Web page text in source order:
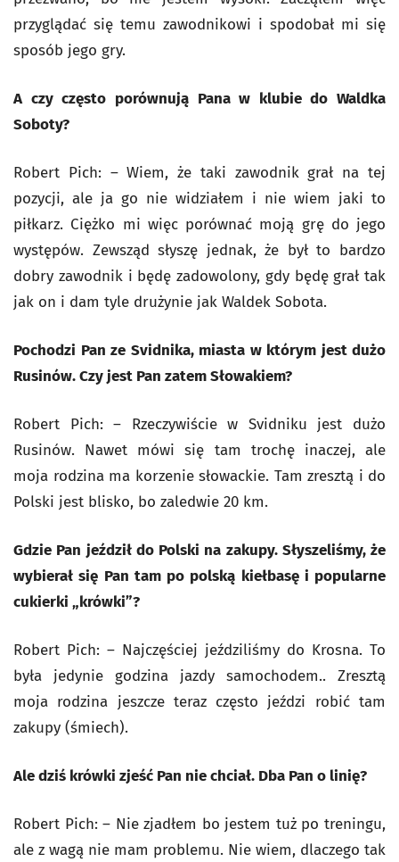
przyglądać się temu zawodnikowi i spodobał mi się
sposób jego gry.
A czy często porównują Pana w klubie do Waldka
Soboty?
Robert Pich: – Wiem, że taki zawodnik grał na tej
pozycji, ale ja go nie widziałem i nie wiem jaki to
piłkarz. Ciężko mi więc porównać moją grę do jego
występów. Zewsząd słyszę jednak, że był to bardzo
dobry zawodnik i będę zadowolony, gdy będę grał tak
jak on i dam tyle drużynie jak Waldek Sobota.
Pochodzi Pan ze Svidnika, miasta w którym jest dużo
Rusinów. Czy jest Pan zatem Słowakiem?
Robert Pich: – Rzeczywiście w Svidniku jest dużo
Rusinów. Nawet mówi się tam trochę inaczej, ale
moja rodzina ma korzenie słowackie. Tam zresztą i do
Polski jest blisko, bo zaledwie 20 km.
Gdzie Pan jeździł do Polski na zakupy. Słyszeliśmy, że
wybierał się Pan tam po polską kiełbasę i popularne
cukierki „krówki”?
Robert Pich: – Najczęściej jeździliśmy do Krosna. To
była jedynie godzina jazdy samochodem.. Zresztą
moja rodzina jeszcze teraz często jeździ robić tam
zakupy (śmiech).
Ale dziś krówki zjeść Pan nie chciał. Dba Pan o linię?
Robert Pich: – Nie zjadłem bo jestem tuż po treningu,
ale z wagą nie mam problemu. Nie wiem, dlaczego tak